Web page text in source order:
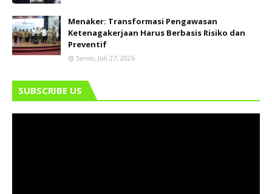
Menaker: Transformasi Pengawasan
Ketenagakerjaan Harus Berbasis Risiko dan
Preventif
Senin, Juli 27, 2026
SUBSCRIBE US